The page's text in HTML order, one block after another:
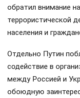
обратил внимание
террористической
населения и
Отдельно Путин
содействие в
между Россией и
обоюдную